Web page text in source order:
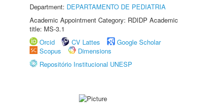
Department: DEPARTAMENTO DE PEDIATRIA
Academic Appointment Category: RDIDP Academic
title: MS-3.1
Orcid
CV Lattes
Google Scholar
Scopus
Dimensions
Repositório Institucional UNESP